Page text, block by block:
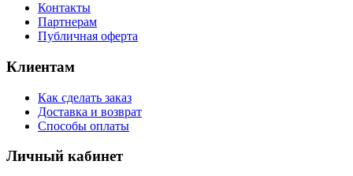
Контакты
Партнерам
Публичная оферта
Клиентам
Как сделать заказ
Доставка и возврат
Способы оплаты
Личный кабинет